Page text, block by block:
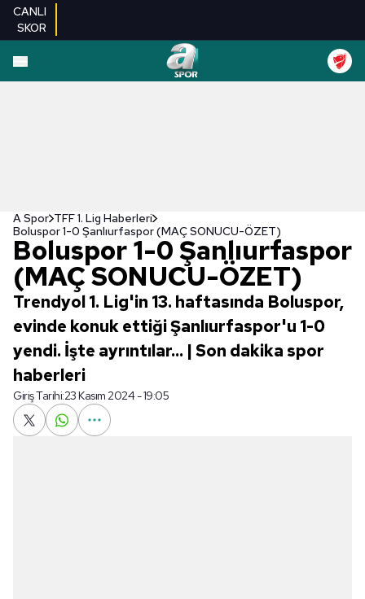
CANLI
SKOR
A Spor TFF 1. Lig Haberleri
Boluspor 1-0 Şanlıurfaspor (MAÇ SONUCU-ÖZET)
Boluspor 1-0 Şanlıurfaspor
(MAÇ SONUCU-ÖZET)
Trendyol 1. Lig'in 13. haftasında Boluspor,
evinde konuk ettiği Şanlıurfaspor'u 1-0
yendi. İşte ayrıntılar... | Son dakika spor
haberleri
Giriş Tarihi:23 Kasım 2024 - 19:05